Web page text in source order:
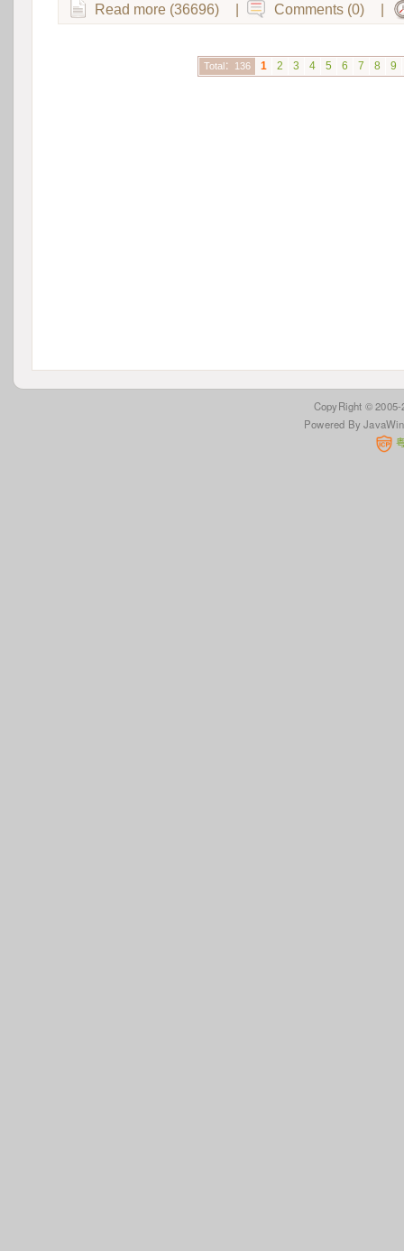
Read more (36696) Comments (0)
Total：136 1 2 3 4 5 6 7 8 9
CopyRight ©
Powered By